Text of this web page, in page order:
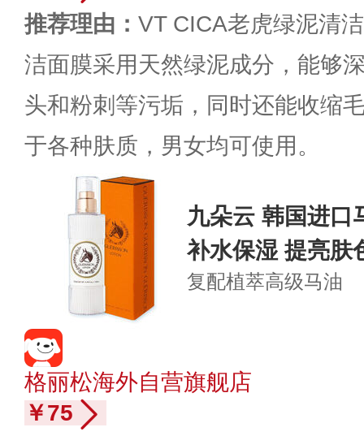
推荐理由： VT CICA老虎绿泥清
洁面膜采用天然绿泥成分，能够
头和粉刺等污垢，同时还能收缩
于各种肤质，男女均可使用。
九朵云 韩国进口
补水保湿 提亮肤
复配植萃高级马油
格丽松海外自营旗舰店
￥75